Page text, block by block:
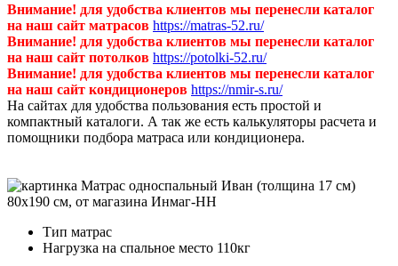
Внимание! для удобства клиентов мы перенесли каталог
на наш сайт матрасов https://matras-52.ru/
Внимание! для удобства клиентов мы перенесли каталог
на наш сайт потолков https://potolki-52.ru/
Внимание! для удобства клиентов мы перенесли каталог
на наш сайт кондиционеров https://nmir-s.ru/
На сайтах для удобства пользования есть простой и
компактный каталоги. А так же есть калькуляторы расчета и
помощники подбора матраса или кондиционера.
Тип матрас
Нагрузка на спальное место 110кг